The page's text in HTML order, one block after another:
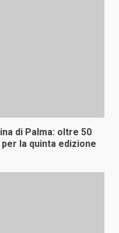
di Palma: oltre 50
la quinta edizione